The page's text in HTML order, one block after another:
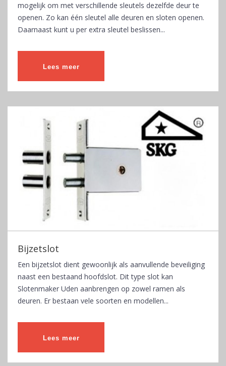
mogelijk om met verschillende sleutels dezelfde deur te
openen. Zo kan één sleutel alle deuren en sloten openen.
Daarnaast kunt u per extra sleutel beslissen...
Lees meer
Bijzetslot
Een bijzetslot dient gewoonlijk als aanvullende beveiliging
naast een bestaand hoofdslot. Dit type slot kan
Slotenmaker Uden aanbrengen op zowel ramen als
deuren. Er bestaan vele soorten en modellen...
Lees meer